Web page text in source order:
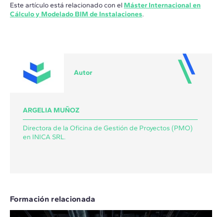
Este artículo está relacionado con el Máster Internacional en
Cálculo y Modelado BIM de Instalaciones.
Autor
ARGELIA MUÑOZ
Directora de la Oficina de Gestión de Proyectos (PMO)
en INICA SRL.
Formación relacionada